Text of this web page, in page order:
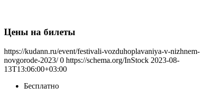
Цены на билеты
https://kudann.ru/event/festivali-vozduhoplavaniya-v-nizhnem-
novgorode-2023/ 0 https://schema.org/InStock 2023-08-
13T13:06:00+03:00
Бесплатно